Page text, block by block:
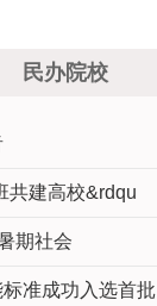
民办院校
共建高校&rdqu
期社会
准成功入选首批